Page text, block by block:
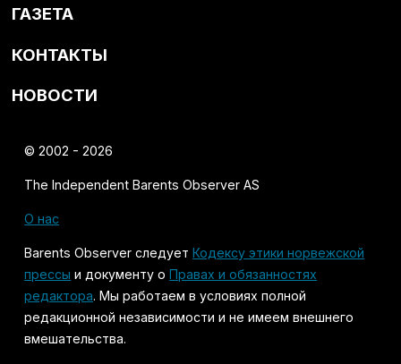
ГАЗЕТА
КОНТАКТЫ
НОВОСТИ
© 2002 - 2026
The Independent Barents Observer AS
О нас
Barents Observer следуетКодексу этики норвежской
прессы и документу оПравах и обязанностях
редактора. Мы работаем в условиях полной
редакционной независимости и не имеем внешнего
вмешательства.